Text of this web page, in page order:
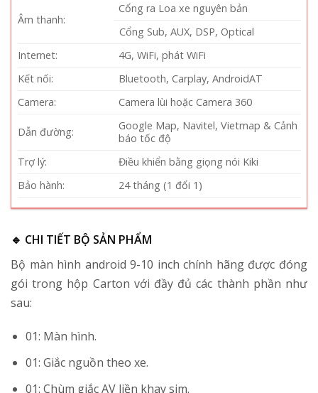
Âm thanh:
Cổng ra Loa xe nguyên bản
Cổng Sub, AUX, DSP, Optical
Internet:
4G, WiFi, phát WiFi
Kết nối:
Bluetooth, Carplay, AndroidAT
Camera:
Camera lùi hoặc Camera 360
Dẫn đường:
Google Map, Navitel, Vietmap & Cảnh
báo tốc độ
Trợ lý:
Điều khiển bằng giọng nói Kiki
Bảo hành:
24 tháng (1 đổi 1)
🔹 CHI TIẾT BỘ SẢN PHẨM
Bộ màn hình android 9-10 inch chính hãng được đóng
gói trong hộp Carton với đầy đủ các thành phần như
sau:
01: Màn hình.
01: Giắc nguồn theo xe.
01: Chùm giắc AV liền khay sim.